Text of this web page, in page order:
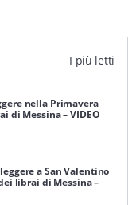
I più letti
nella Primavera
di Messina – VIDEO
a San Valentino
librai di Messina –